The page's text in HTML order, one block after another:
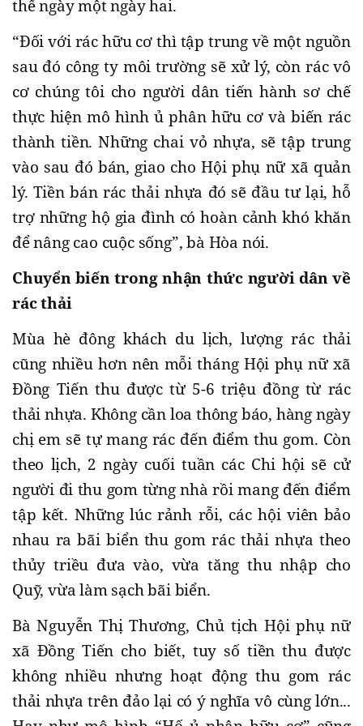
thể ngày một ngày hai.
“Đối với rác hữu cơ thì tập trung về một nguồn
sau đó công ty môi trường sẽ xử lý, còn rác vô
cơ chúng tôi cho người dân tiến hành sơ chế
thực hiện mô hình ủ phân hữu cơ và biến rác
thành tiền. Những chai vỏ nhựa, sẽ tập trung
vào sau đó bán, giao cho Hội phụ nữ xã quản
lý. Tiền bán rác thải nhựa đó sẽ đầu tư lại, hỗ
trợ những hộ gia đình có hoàn cảnh khó khăn
để nâng cao cuộc sống”, bà Hòa nói.
Chuyển biến trong nhận thức người dân về
rác thải
Mùa hè đông khách du lịch, lượng rác thải
cũng nhiều hơn nên mỗi tháng Hội phụ nữ xã
Đồng Tiến thu được từ 5-6 triệu đồng từ rác
thải nhựa. Không cần loa thông báo, hàng ngày
chị em sẽ tự mang rác đến điểm thu gom. Còn
theo lịch, 2 ngày cuối tuần các Chi hội sẽ cử
người đi thu gom từng nhà rồi mang đến điểm
tập kết. Những lúc rảnh rỗi, các hội viên bảo
nhau ra bãi biển thu gom rác thải nhựa theo
thủy triều đưa vào, vừa tăng thu nhập cho
Quỹ, vừa làm sạch bãi biển.
Bà Nguyễn Thị Thương, Chủ tịch Hội phụ nữ
xã Đồng Tiến cho biết, tuy số tiền thu được
không nhiều nhưng hoạt động thu gom rác
thải nhựa trên đảo lại có ý nghĩa vô cùng lớn...